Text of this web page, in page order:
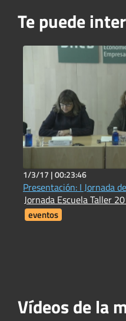
Te puede
1/3/17 |00:23:46
Presentación: I Jornada
Jornada Escuela Taller
eventos
Vídeos de la